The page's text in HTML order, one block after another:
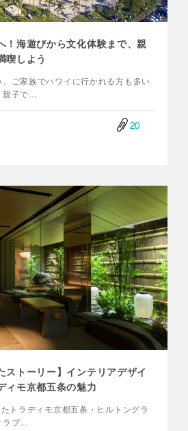
！海遊びから文化体験まで、親
喫しよう
ご家族でハワイに行かれる方も多い
子で…
20
ストーリー】インテリアデザイ
ィモ京都五条の魅力
トラディモ京都五条・ヒルトングラ
ブ…